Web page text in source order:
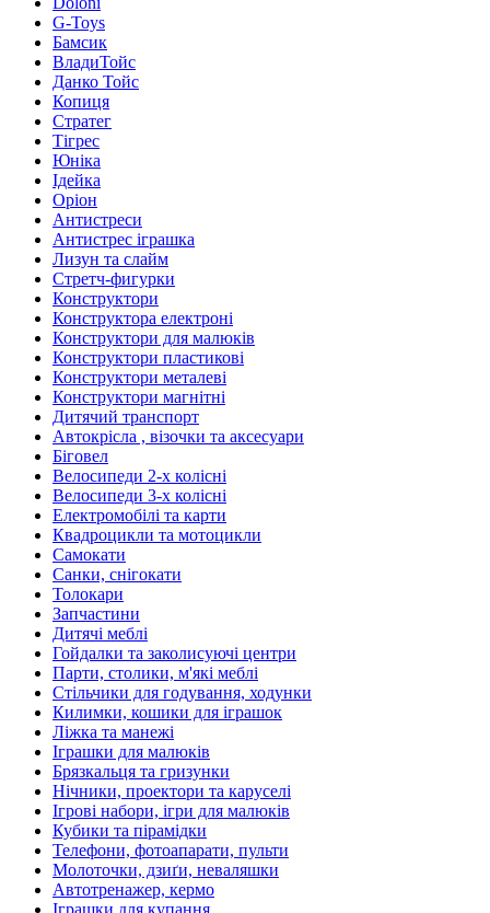
G-Toys
Бамсик
ВладиТойс
Данко Тойс
Копиця
Стратег
Тігрес
Юніка
Ідейка
Оріон
Антистреси
Антистрес іграшка
Лизун та слайм
Стретч-фигурки
Конструктори
Конструктора електроні
Конструктори для малюків
Конструктори пластикові
Конструктори металеві
Конструктори магнітні
Дитячий транспорт
Автокрісла , візочки та аксесуари
Біговел
Велосипеди 2-х колісні
Велосипеди 3-х колісні
Електромобілі та карти
Квадроцикли та мотоцикли
Самокати
Санки, снігокати
Толокари
Запчастини
Дитячі меблі
Гойдалки та заколисуючі центри
Парти, столики, м'які меблі
Стільчики для годування, ходунки
Килимки, кошики для іграшок
Ліжка та манежі
Іграшки для малюків
Брязкальця та гризунки
Нічники, проектори та каруселі
Ігрові набори, ігри для малюків
Кубики та пірамідки
Телефони, фотоапарати, пульти
Молоточки, дзиґи, неваляшки
Автотренажер, кермо
Іграшки для купання